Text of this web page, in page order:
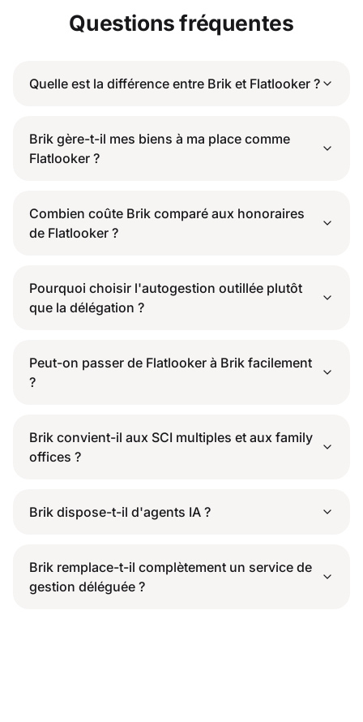
Questions fréquentes
Quelle est la différence entre Brik et Flatlooker ?
Brik gère-t-il mes biens à ma place comme
Flatlooker ?
Combien coûte Brik comparé aux honoraires
de Flatlooker ?
Pourquoi choisir l'autogestion outillée plutôt
que la délégation ?
Peut-on passer de Flatlooker à Brik facilement
?
Brik convient-il aux SCI multiples et aux family
offices ?
Brik dispose-t-il d'agents IA ?
Brik remplace-t-il complètement un service de
gestion déléguée ?